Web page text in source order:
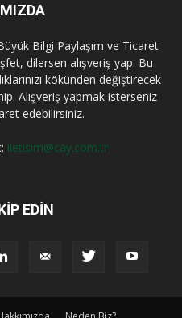
Bilgi Paylaşım ve Ticaret
dilersen alışveriş yap. Bu
kökünden değiştirecek
Alışveriş yapmak isterseniz
edebilirsiniz.
iletisim@cay.com.tr
EDIN